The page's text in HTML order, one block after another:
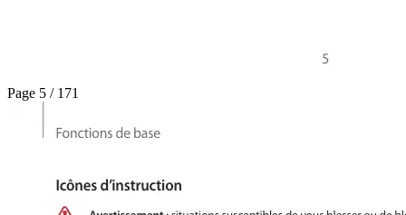
Page 5 / 171